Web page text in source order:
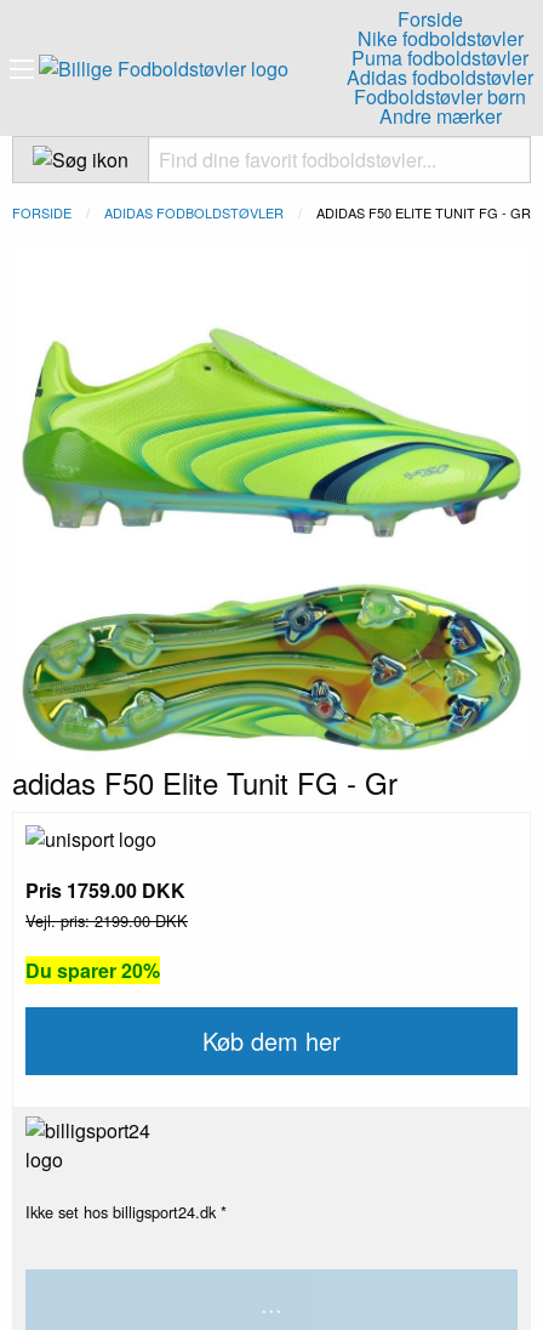
Forside
Nike fodboldstøvler
Puma fodboldstøvler
Adidas fodboldstøvler
Fodboldstøvler børn
Andre mærker
FORSIDE ADIDAS FODBOLDSTØVLER NUVÆRENDE:
ADIDAS F50 ELITE TUNIT FG - GR
adidas F50 Elite Tunit FG - Gr
Pris 1759.00 DKK
Vejl. pris: 2199.00 DKK
Du sparer 20%
Køb dem her
Ikke set hos billigsport24.dk *
...